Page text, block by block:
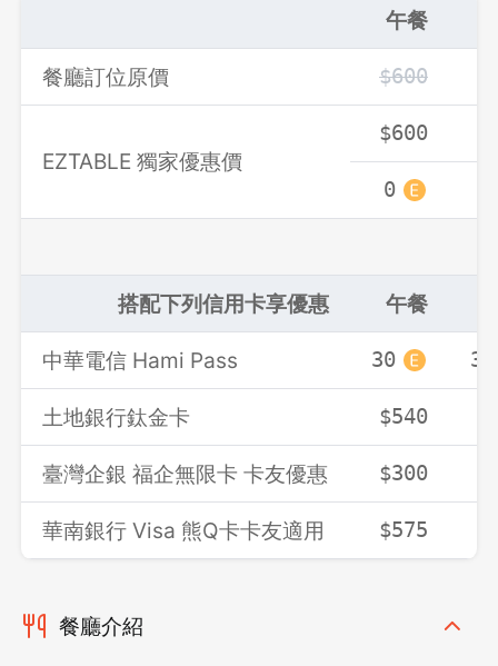
午餐
餐廳訂位原價 $600
EZTABLE 獨家優惠價
$600
0
搭配下列信用卡享優惠 午餐
中華電信 Hami Pass 30 30
土地銀行鈦金卡 $540
臺灣企銀 福企無限卡 卡友優惠 $300
華南銀行 Visa 熊Q卡卡友適用 $575
餐廳介紹